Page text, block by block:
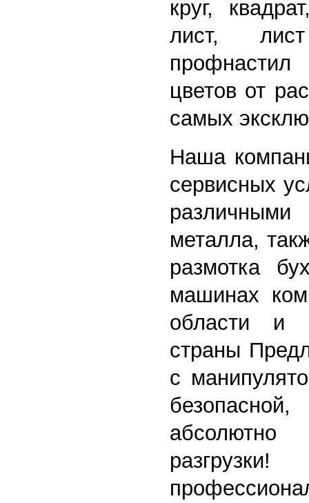
круг,
лист,
цветов от
самых
Наша
сервисных
различными
металла,
размотка
машинах
области и
страны
с